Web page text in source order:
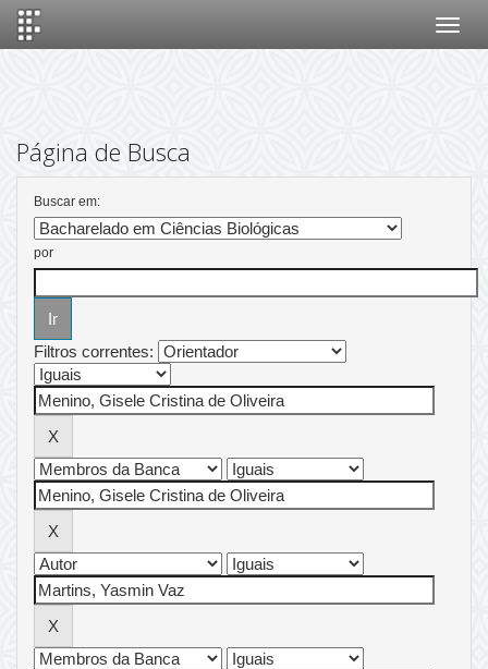
Página de Busca
Buscar em:
por
Filtros correntes: